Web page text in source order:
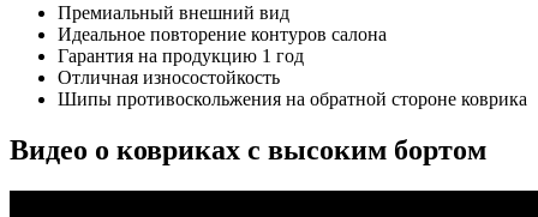
Премиальный внешний вид
Идеальное повторение контуров салона
Гарантия на продукцию 1 год
Отличная износостойкость
Шипы противоскольжения на обратной стороне коврика
Видео о ковриках с высоким бортом